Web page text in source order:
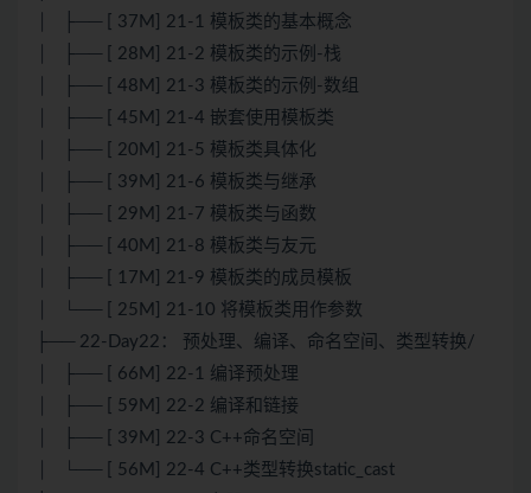
│ ├── [ 37M] 21-1 模板类的基本概念
│ ├── [ 28M] 21-2 模板类的示例-栈
│ ├── [ 48M] 21-3 模板类的示例-数组
│ ├── [ 45M] 21-4 嵌套使用模板类
│ ├── [ 20M] 21-5 模板类具体化
│ ├── [ 39M] 21-6 模板类与继承
│ ├── [ 29M] 21-7 模板类与函数
│ ├── [ 40M] 21-8 模板类与友元
│ ├── [ 17M] 21-9 模板类的成员模板
│ └── [ 25M] 21-10 将模板类用作参数
├── 22-Day22： 预处理、编译、命名空间、类型转换/
│ ├── [ 66M] 22-1 编译预处理
│ ├── [ 59M] 22-2 编译和链接
│ ├── [ 39M] 22-3 C++命名空间
│ └── [ 56M] 22-4 C++类型转换static_cast